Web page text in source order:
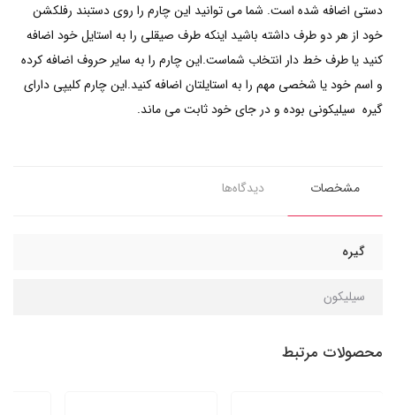
دستی اضافه شده است. شما می توانید این چارم را روی دستبند رفلکشن
خود از هر دو طرف داشته باشید اینکه طرف صیقلی را به استایل خود اضافه
کنید یا طرف خط دار انتخاب شماست.این چارم را به سایر حروف اضافه کرده
و اسم خود یا شخصی مهم را به استایلتان اضافه کنید.این چارم کلیپی دارای
گیره سیلیکونی بوده و در جای خود ثابت می ماند.
مشخصات دیدگاه‌ها
گیره
سیلیکون
محصولات مرتبط